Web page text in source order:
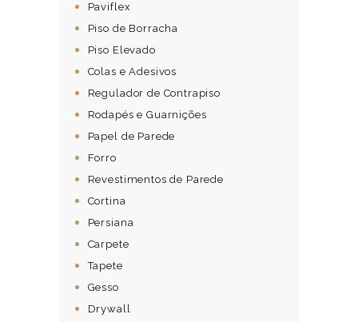
Paviflex
Piso de Borracha
Piso Elevado
Colas e Adesivos
Regulador de Contrapiso
Rodapés e Guarnições
Papel de Parede
Forro
Revestimentos de Parede
Cortina
Persiana
Carpete
Tapete
Gesso
Drywall